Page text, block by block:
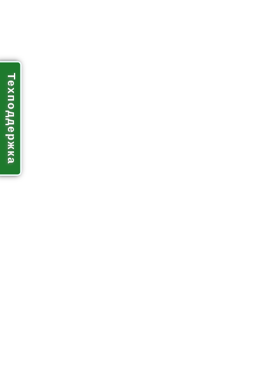
Техподдержка